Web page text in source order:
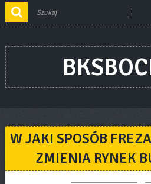
W JAKI SPOSÓB
ZMIENIA RYNEK